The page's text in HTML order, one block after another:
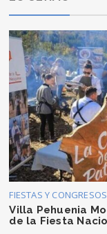
FIESTAS Y CONGRESOS
Villa Pehuenia
de la Fiesta